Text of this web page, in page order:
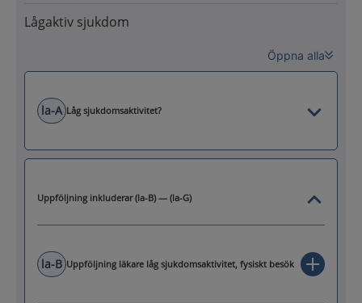
Lågaktiv sjukdom
Öppna alla
la-A Låg sjukdomsaktivitet?
Uppföljning inkluderar (la-B) — (la-G)
la-B Uppföljning läkare låg sjukdomsaktivitet, fysiskt besök